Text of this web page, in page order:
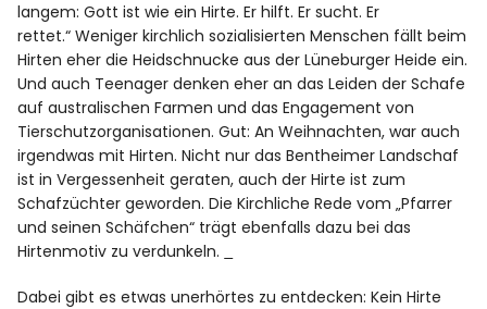
langem: Gott ist wie ein Hirte. Er hilft. Er sucht. Er
rettet.“ Weniger kirchlich sozialisierten Menschen fällt beim
Hirten eher die Heidschnucke aus der Lüneburger Heide ein.
Und auch Teenager denken eher an das Leiden der Schafe
auf australischen Farmen und das Engagement von
Tierschutzorganisationen. Gut: An Weihnachten, war auch
irgendwas mit Hirten. Nicht nur das Bentheimer Landschaf
ist in Vergessenheit geraten, auch der Hirte ist zum
Schafzüchter geworden. Die Kirchliche Rede vom „Pfarrer
und seinen Schäfchen“ trägt ebenfalls dazu bei das
Hirtenmotiv zu verdunkeln.
Dabei gibt es etwas unerhörtes zu entdecken: Kein Hirte